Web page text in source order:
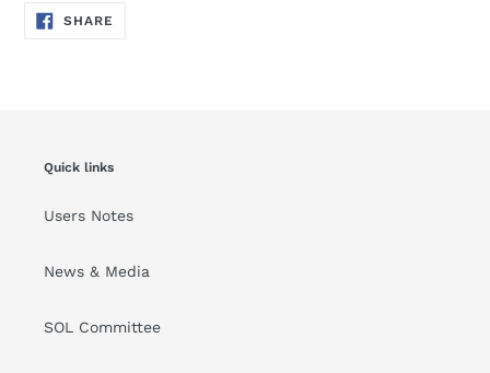
SHARE
ON
Quick links
Users Notes
News & Media
SOL Committee